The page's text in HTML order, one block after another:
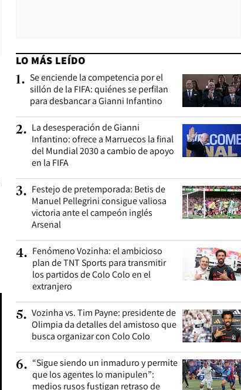
LO MÁS LEÍDO
1. Se enciende la competencia por el
sillón de la FIFA: quiénes se perfilan
para desbancar a Gianni Infantino
2. La desesperación de Gianni
Infantino: ofrece a Marruecos la final
del Mundial 2030 a cambio de apoyo
en la FIFA
3. Festejo de pretemporada: Betis de
Manuel Pellegrini consigue valiosa
victoria ante el campeón inglés
Arsenal
4. Fenómeno Vozinha: el ambicioso
plan de TNT Sports para transmitir
los partidos de Colo Colo en el
extranjero
5. Vozinha vs. Tim Payne: presidente de
Olimpia da detalles del amistoso que
busca organizar con Colo Colo
6. “Sigue siendo un inmaduro y permite
que los agentes lo manipulen”:
medios rusos fustigan retraso de